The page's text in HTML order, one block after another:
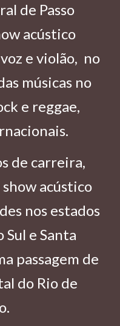
de Passo
acústico
e violão, no
músicas no
e reggae,
de carreira,
acústico
nos estados
Sul e Santa
passagem de
do Rio de